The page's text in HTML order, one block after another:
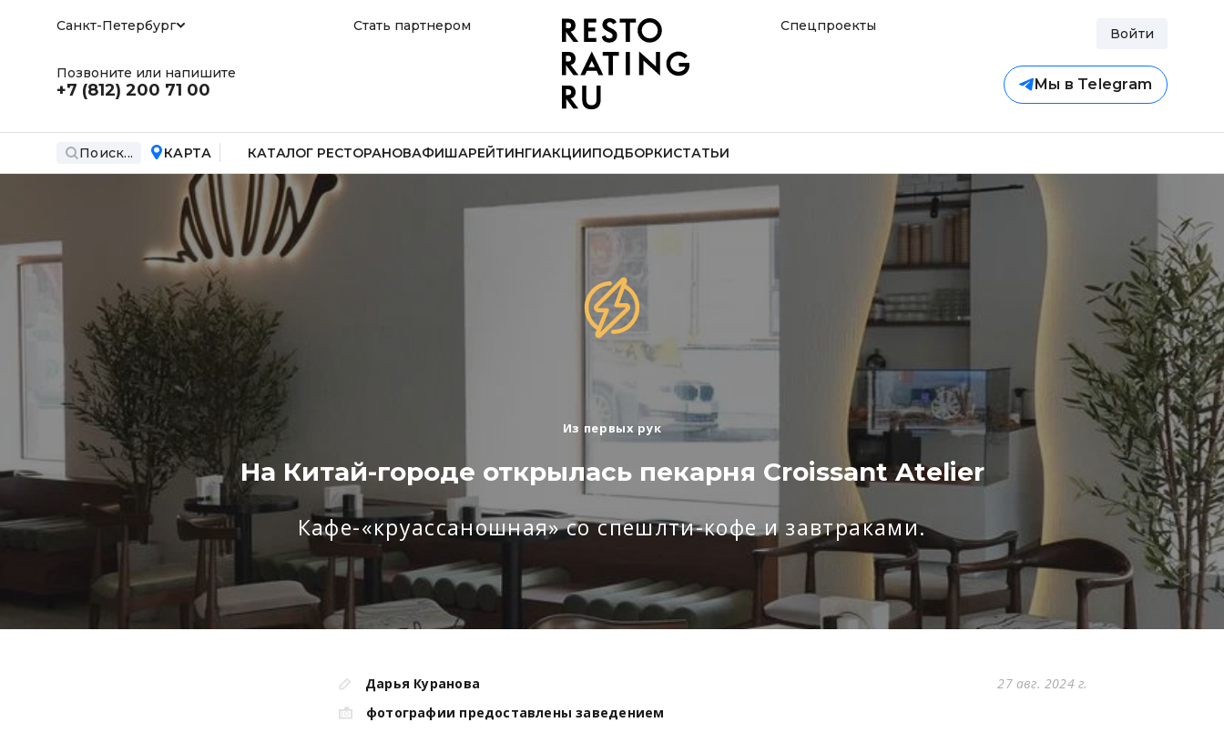
Санкт-Петербург Стать партнером Спецпроекты Войти
Позвоните или напишите
+7 (812) 200 71 00 Мы в Telegram
Поиск... КАРТА КАТАЛОГ РЕСТОРАНОВАФИШАРЕЙТИНГИАКЦИИПОДБОРКИСТАТЬИ
Из первых рук
На Китай-городе открылась пекарня Croissant Atelier
Кафе-«круассаношная» со спешлти-кофе и завтраками.
Дарья Куранова
фотографии предоставлены заведением
27 авг. 2024 г.